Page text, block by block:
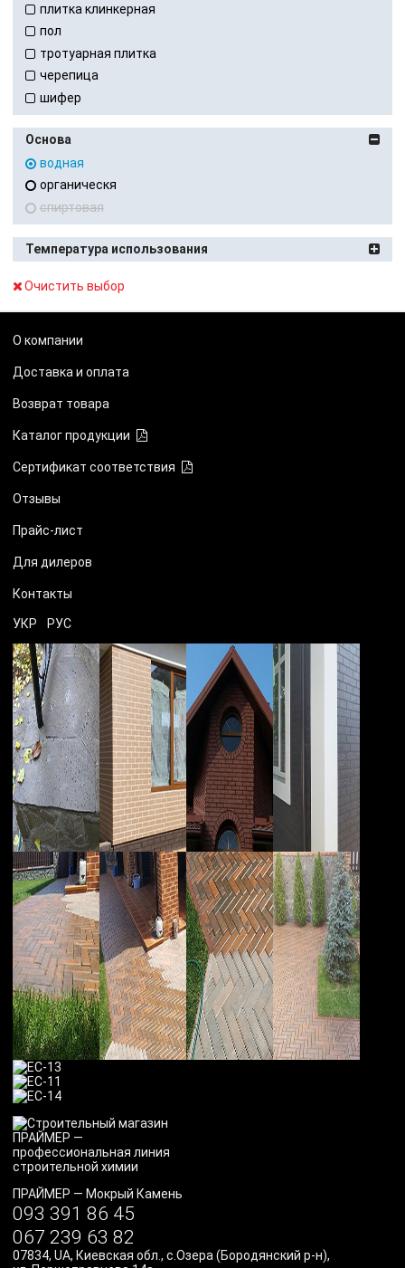
плитка клинкерная
пол
тротуарная плитка
черепица
шифер
Основа
водная
органическя
спиртовая
Температура использования
Очистить выбор
О компании
Доставка и оплата
Возврат товара
Каталог продукции
Сертификат соответствия
Отзывы
Прайс-лист
Для дилеров
Контакты
УКР РУС
ПРАЙМЕР — Мокрый Камень
093 391 86 45
067 239 63 82
07834, UA, Киевская обл., с.Озера (Бородянский р-н),